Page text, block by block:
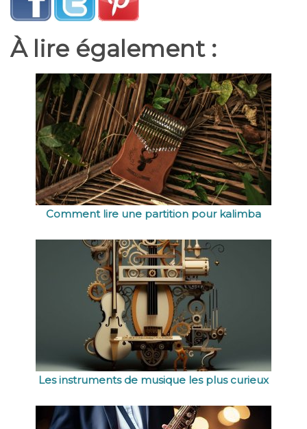
À lire également :
Comment lire une partition pour kalimba
Les instruments de musique les plus curieux